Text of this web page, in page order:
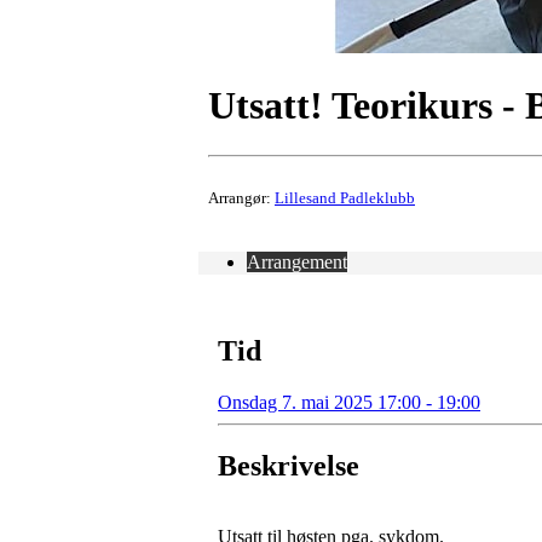
Utsatt! Teorikurs -
Arrangør: Lillesand Padleklubb
Arrangement
Tid
Onsdag 7. mai 2025 17:00 - 19:00
Beskrivelse
Utsatt til høsten pga. sykdom.